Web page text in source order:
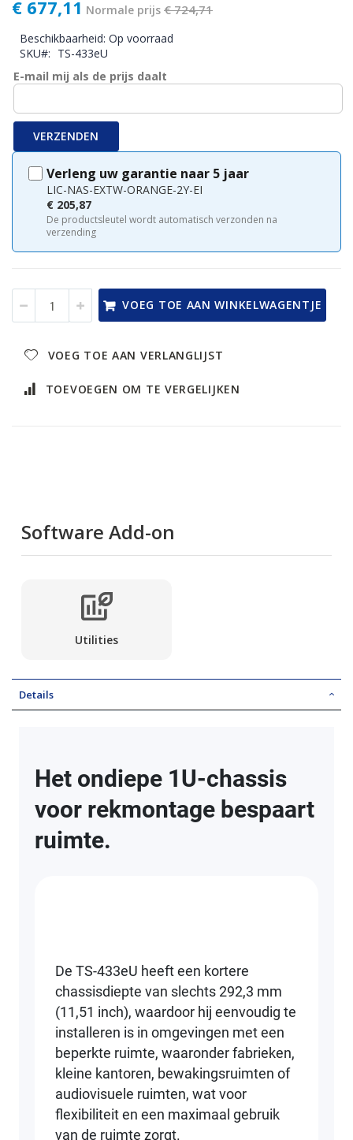
prijs
€ 677,11 Normale prijs € 724,71
Beschikbaarheid: Op voorraad
SKU
TS-433eU
E-mail mij als de prijs daalt
VERZENDEN
Verleng uw garantie naar 5 jaar
LIC-NAS-EXTW-ORANGE-2Y-EI
€ 205,87
De productsleutel wordt automatisch verzonden na
verzending
VOEG TOE AAN WINKELWAGENTJE
VOEG TOE AAN VERLANGLIJST
TOEVOEGEN OM TE VERGELIJKEN
Software Add-on
Utilities
Details